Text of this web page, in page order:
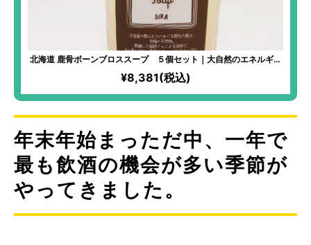
北海道 鹿骨ボーンブロススープ ５個セット｜大自然のエネルギー
を身体に 風味とコクのバランスのとれた味わい
¥8,381(税込)
年末年始まっただ中、一年で
最も飲酒の機会が多い季節が
やってきました。